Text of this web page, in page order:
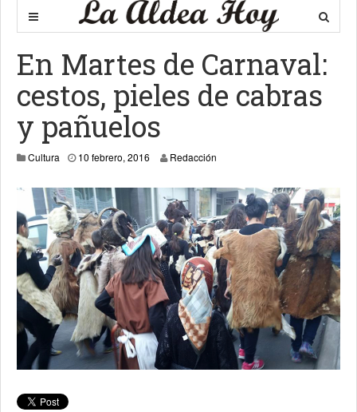
En Martes de Carnaval:
cestos, pieles de cabras
y pañuelos
Cultura 10 febrero, 2016 10 febrero, 2016
Redacción